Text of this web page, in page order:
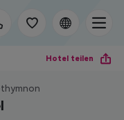
Hotel teilen